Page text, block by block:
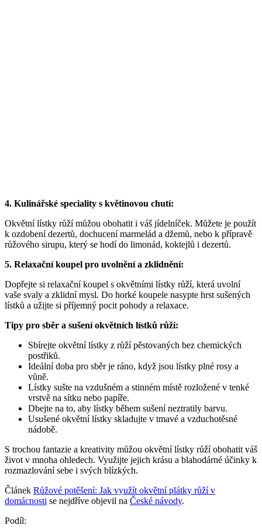
4. Kulinářské speciality s květinovou chutí:
Okvětní lístky růží můžou obohatit i váš jídelníček. Můžete je použít
k ozdobení dezertů, dochucení marmelád a džemů, nebo k přípravě
růžového sirupu, který se hodí do limonád, koktejlů i dezertů.
5. Relaxační koupel pro uvolnění a zklidnění:
Dopřejte si relaxační koupel s okvětními lístky růží, která uvolní
vaše svaly a zklidní mysl. Do horké koupele nasypte hrst sušených
lístků a užijte si příjemný pocit pohody a relaxace.
Tipy pro sběr a sušení okvětních lístků růží:
Sbírejte okvětní lístky z růží pěstovaných bez chemických
postřiků.
Ideální doba pro sběr je ráno, když jsou lístky plné rosy a
vůně.
Lístky sušte na vzdušném a stinném místě rozložené v tenké
vrstvě na sítku nebo papíře.
Dbejte na to, aby lístky během sušení neztratily barvu.
Usušené okvětní lístky skladujte v tmavé a vzduchotěsné
nádobě.
S trochou fantazie a kreativity můžou okvětní lístky růží obohatit váš
život v mnoha ohledech. Využijte jejich krásu a blahodárné účinky k
rozmazlování sebe i svých blízkých.
Článek Růžové potěšení: Jak využít okvětní plátky růží v
domácnosti se nejdříve objevil na České návody.
Podíl: